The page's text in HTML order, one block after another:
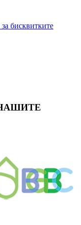
бисквитките